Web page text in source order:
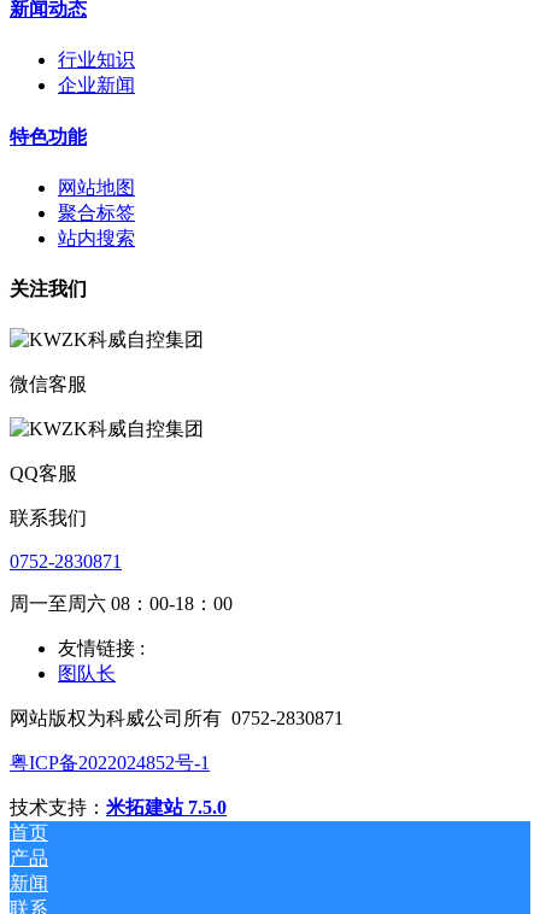
新闻动态
行业知识
企业新闻
特色功能
网站地图
聚合标签
站内搜索
关注我们
微信客服
QQ客服
联系我们
0752-2830871
周一至周六 08：00-18：00
友情链接 :
图队长
网站版权为科威公司所有 0752-2830871
粤ICP备2022024852号-1
技术支持： 米拓建站 7.5.0
首页
产品
新闻
联系